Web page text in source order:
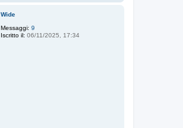
Wide
Messaggi: 9
Iscritto il: 06/11/2025, 17:34